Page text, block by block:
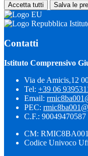
Accetta tutti Salva le
Contatti
Istituto Comprensivo
Via de Amicis,12
Tel: +39 06
Email:
PEC:
C.F.: 90049470587
CM: RMIC8BA001
Codice Univoco